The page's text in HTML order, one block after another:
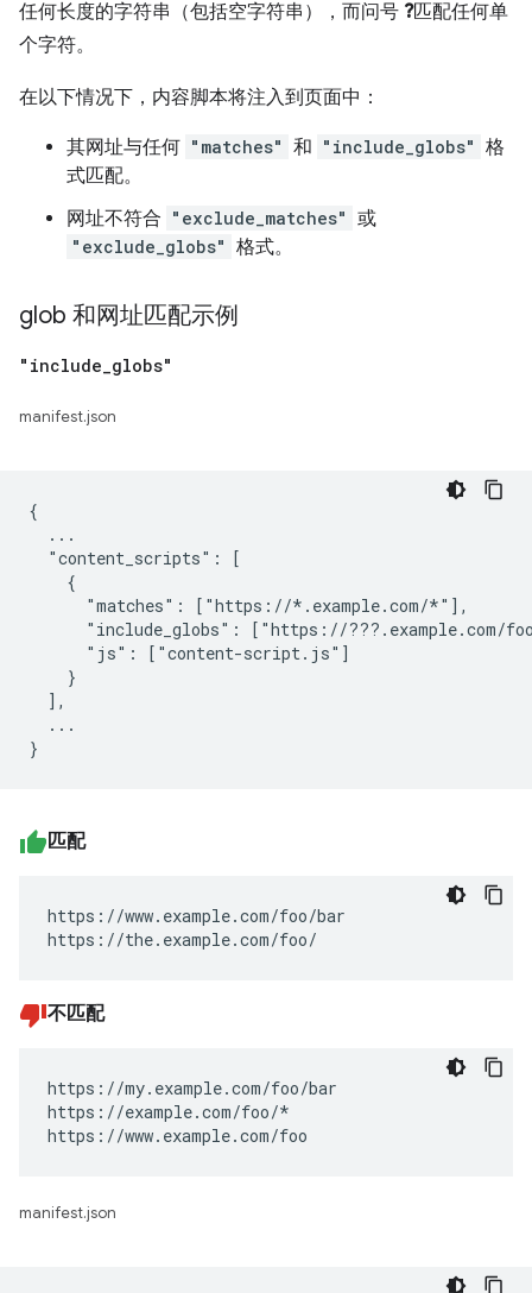
任何长度的字符串（包括空字符串），而问号 ?匹配任何单
个字符。
在以下情况下，内容脚本将注入到页面中：
其网址与任何 "matches" 和 "include_globs" 格
式匹配。
网址不符合 "exclude_matches" 或
"exclude_globs" 格式。
glob 和网址匹配示例
"include_globs"
manifest.json
{
  ...
  "content_scripts": [
    {
      "matches": ["https://*.example.com/*"],
"include_globs": ["https://???.example.com/
      "js": ["content-script.js"]
    }
  ],
  ...
匹配
https://www.example.com/foo/bar
https://the.example.com/foo/
不匹配
https://my.example.com/foo/bar
https://example.com/foo/*
https://www.example.com/foo
manifest.json